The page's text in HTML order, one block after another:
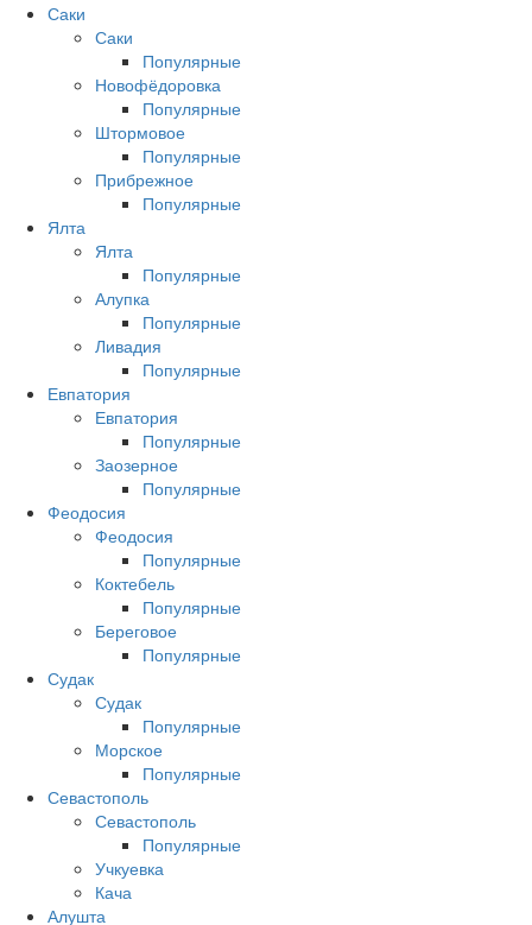
Саки
Саки
Популярные
Новофёдоровка
Популярные
Штормовое
Популярные
Прибрежное
Популярные
Ялта
Ялта
Популярные
Алупка
Популярные
Ливадия
Популярные
Евпатория
Евпатория
Популярные
Заозерное
Популярные
Феодосия
Феодосия
Популярные
Коктебель
Популярные
Береговое
Популярные
Судак
Судак
Популярные
Морское
Популярные
Севастополь
Севастополь
Популярные
Учкуевка
Кача
Алушта